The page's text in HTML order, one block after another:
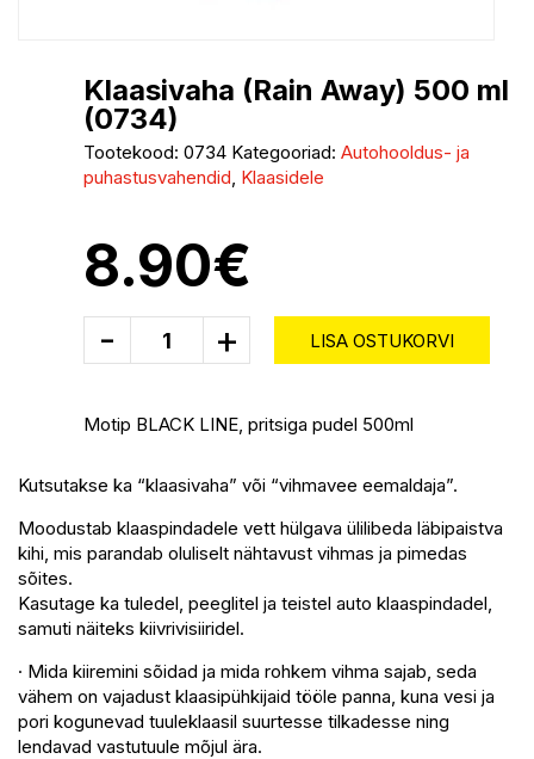
Klaasivaha (Rain Away) 500 ml
(0734)
Tootekood: 0734 Kategooriad: Autohooldus- ja
puhastusvahendid, Klaasidele
8.90€
- + LISA OSTUKORVI
Motip BLACK LINE, pritsiga pudel 500ml
Kutsutakse ka “klaasivaha” või “vihmavee eemaldaja”.
Moodustab klaaspindadele vett hülgava ülilibeda läbipaistva
kihi, mis parandab oluliselt nähtavust vihmas ja pimedas
sõites.
Kasutage ka tuledel, peeglitel ja teistel auto klaaspindadel,
samuti näiteks kiivrivisiiridel.
· Mida kiiremini sõidad ja mida rohkem vihma sajab, seda
vähem on vajadust klaasipühkijaid tööle panna, kuna vesi ja
pori kogunevad tuuleklaasil suurtesse tilkadesse ning
lendavad vastutuule mõjul ära.